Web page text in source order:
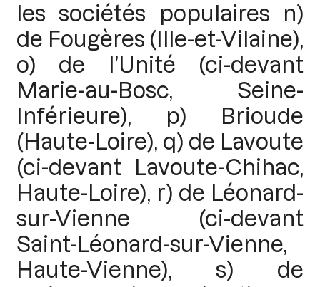
les sociétés populaires n)
de Fougères (Ille-et-Vilaine),
o) de l’Unité (ci-devant
Marie-au-Bosc, Seine-
Inférieure), p) Brioude
(Haute-Loire), q) de Lavoute
(ci-devant Lavoute-Chihac,
Haute-Loire), r) de Léonard-
sur-Vienne (ci-devant
Saint-Léonard-sur-Vienne,
Haute-Vienne), s) de